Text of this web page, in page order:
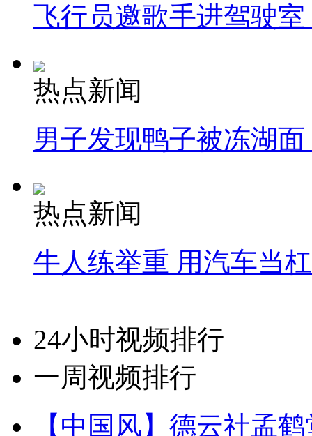
飞行员邀歌手进驾驶
热点新闻
男子发现鸭子被冻湖
热点新闻
牛人练举重 用汽车当
24小时视频排行
一周视频排行
【中国风】德云社孟